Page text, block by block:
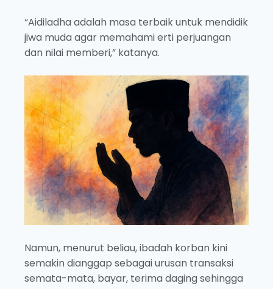
“Aidiladha adalah masa terbaik untuk mendidik
jiwa muda agar memahami erti perjuangan
dan nilai memberi,” katanya.
Namun, menurut beliau, ibadah korban kini
semakin dianggap sebagai urusan transaksi
semata-mata, bayar, terima daging sehingga